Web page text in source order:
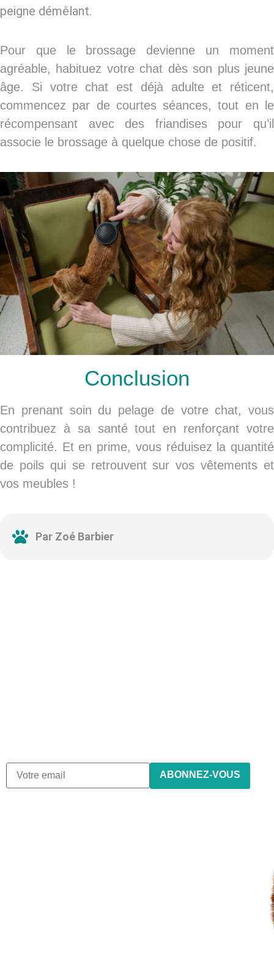
peigne démêlant.
Pour que le brossage devienne un moment
agréable, habituez votre chat dès son plus jeune
âge. Si votre chat est déjà adulte et réticent,
commencez par de courtes séances, tout en le
récompensant avec des friandises pour qu’il
associe le brossage à quelque chose de positif.
Conclusion
En prenant soin du pelage de votre chat, vous
contribuez à sa santé tout en renforçant votre
complicité. Et en prime, vous réduisez la quantité
de poils qui se retrouvent sur vos vêtements et
vos meubles !
Par Zoé Barbier